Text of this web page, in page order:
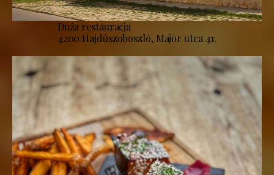
Duża restauracja
4200 Hajdúszoboszló, Major utca 41.